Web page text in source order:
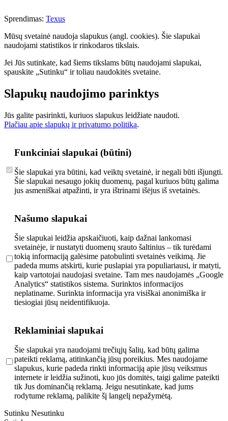
Sprendimas: Texus
Mūsų svetainė naudoja slapukus (angl. cookies). Šie slapukai
naudojami statistikos ir rinkodaros tikslais.
Jei Jūs sutinkate, kad šiems tikslams būtų naudojami slapukai,
spauskite „Sutinku“ ir toliau naudokitės svetaine.
Slapukų naudojimo parinktys
Jūs galite pasirinkti, kuriuos slapukus leidžiate naudoti.
Plačiau apie slapukų ir privatumo politiką.
Funkciniai slapukai (būtini)
Šie slapukai yra būtini, kad veiktų svetainė, ir negali būti išjungti.
Šie slapukai nesaugo jokių duomenų, pagal kuriuos būtų galima
jus asmeniškai atpažinti, ir yra ištrinami išėjus iš svetainės.
Našumo slapukai
Šie slapukai leidžia apskaičiuoti, kaip dažnai lankomasi
svetainėje, ir nustatyti duomenų srauto šaltinius – tik turėdami
tokią informaciją galėsime patobulinti svetainės veikimą. Jie
padeda mums atskirti, kurie puslapiai yra populiariausi, ir matyti,
kaip vartotojai naudojasi svetaine. Tam mes naudojamės „Google
Analytics“ statistikos sistema. Surinktos informacijos
neplatiname. Surinkta informacija yra visiškai anonimiška ir
tiesiogiai jūsų neidentifikuoja.
Reklaminiai slapukai
Šie slapukai yra naudojami trečiųjų šalių, kad būtų galima
pateikti reklamą, atitinkančią jūsų poreikius. Mes naudojame
slapukus, kurie padeda rinkti informaciją apie jūsų veiksmus
internete ir leidžia sužinoti, kuo jūs domitės, taigi galime pateikti
tik Jus dominančią reklamą. Jeigu nesutinkate, kad jums
rodytume reklamą, palikite šį langelį nepažymėtą.
Sutinku Nesutinku